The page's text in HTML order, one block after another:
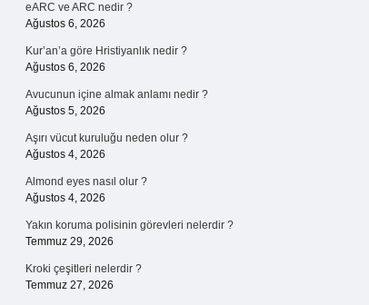
eARC ve ARC nedir ?
Ağustos 6, 2026
Kur’an’a göre Hristiyanlık nedir ?
Ağustos 6, 2026
Avucunun içine almak anlamı nedir ?
Ağustos 5, 2026
Aşırı vücut kuruluğu neden olur ?
Ağustos 4, 2026
Almond eyes nasıl olur ?
Ağustos 4, 2026
Yakın koruma polisinin görevleri nelerdir ?
Temmuz 29, 2026
Kroki çeşitleri nelerdir ?
Temmuz 27, 2026